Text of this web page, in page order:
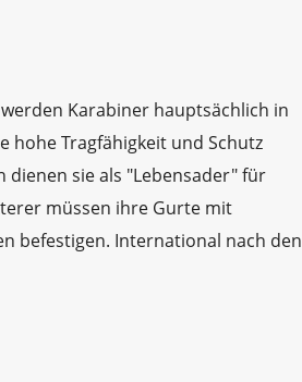
Karabiner hauptsächlich in
hohe Tragfähigkeit und Schutz
sie als "Lebensader" für
müssen ihre Gurte mit
befestigen. International nach den